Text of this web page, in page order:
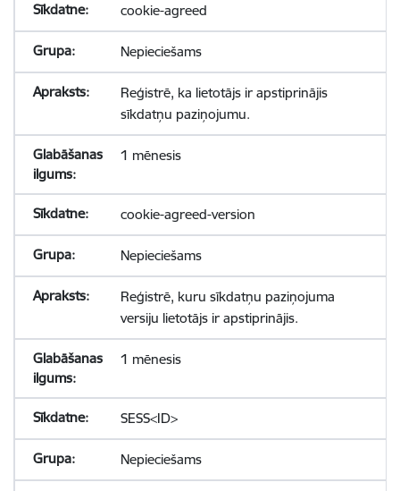
cookie-agreed
Nepieciešams
Reģistrē, ka lietotājs ir apstiprinājis
sīkdatņu paziņojumu.
1 mēnesis
cookie-agreed-version
Nepieciešams
Reģistrē, kuru sīkdatņu paziņojuma
versiju lietotājs ir apstiprinājis.
1 mēnesis
SESS<ID>
Nepieciešams